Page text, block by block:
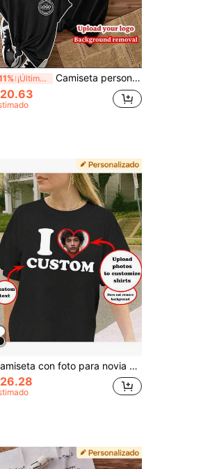
¡Últimos 3 días Camiseta personalizada para mujer, camiseta de cuello redondo negra, camiseta personalizada de alta gama con su logotipo/foto/publicidad impresa, uniforme de trabajo/uniforme de equipo/ropa de equipo de baile - Diseña tu propia camiseta personalizada impresa, personalización de vacaciones como: regalo de aniversario, Día de San Valentín, Navidad, Acción de Gracias, etc. Verano
Camiseta con foto para novia o esposa, camiseta de mujer personalizable con retrato, añade tu propio texto e imágenes, regalo de cumpleaños personalizado, casual de verano, negro